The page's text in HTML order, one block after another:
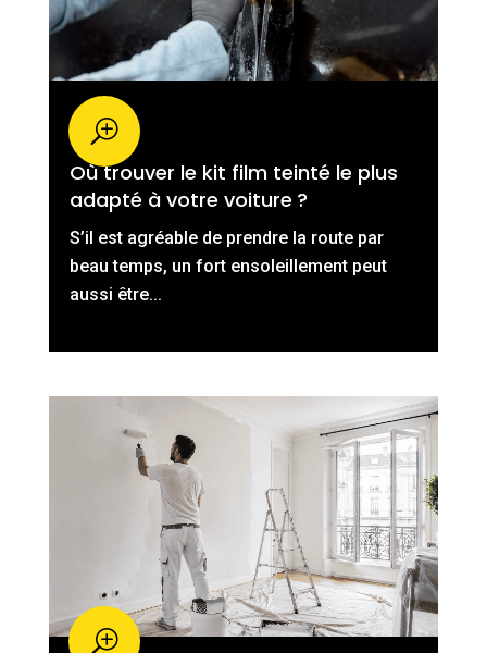
Où trouver le kit film teinté le plus
adapté à votre voiture ?
S’il est agréable de prendre la route par
beau temps, un fort ensoleillement peut
aussi être...